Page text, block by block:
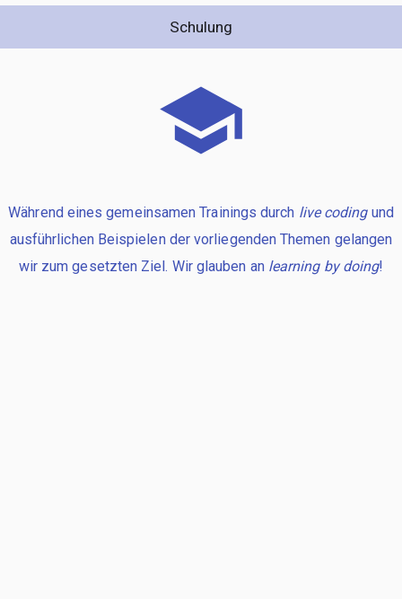
Schulung
Während eines gemeinsamen Trainings durch live codingund
ausführlichen Beispielen der vorliegenden Themen gelangen
wir zum gesetzten Ziel. Wir glauben an learning by doing!